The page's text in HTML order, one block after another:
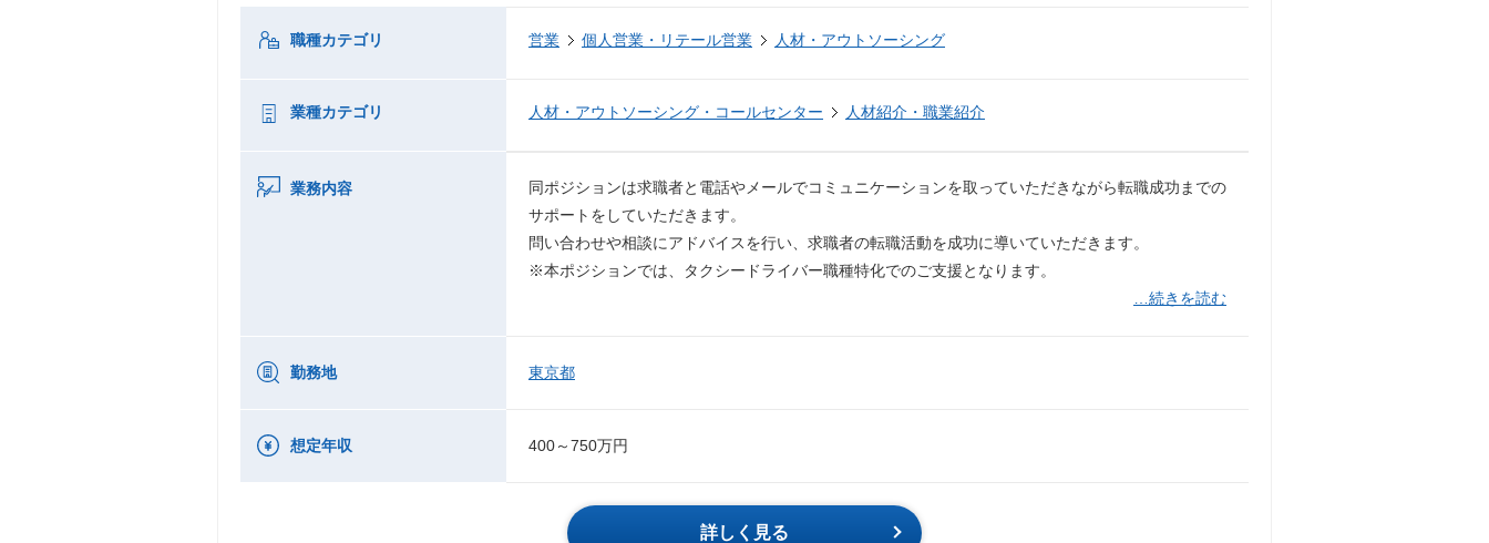
職種カテゴリ 営業 個人営業・リテール営業 人材・アウトソーシング
業種カテゴリ 人材・アウトソーシング・コールセンター 人材紹介・職業紹介
業務内容
同ポジションは求職者と電話やメールでコミュニケーションを取っていただきながら転職成功までの
サポートをしていただきます。
問い合わせや相談にアドバイスを行い、求職者の転職活動を成功に導いていただきます。
※本ポジションでは、タクシードライバー職種特化でのご支援となります。
…続きを読む
勤務地 東京都
想定年収 400～750万円
詳しく見る